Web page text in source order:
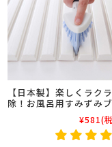
【日本製】楽しくラク
除！お風呂用すみずみ
¥581(